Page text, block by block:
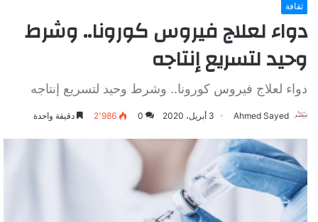
ثقافة
دواء لعلاج فيروس كورونا.. وشرط
وحيد لتسريع إنتاجه
دواء لعلاج فيروس كورونا.. وشرط وحيد لتسريع إنتاجه
Ahmed Sayed 3 أبريل، 2020 0 2٬986 دقيقة واحدة